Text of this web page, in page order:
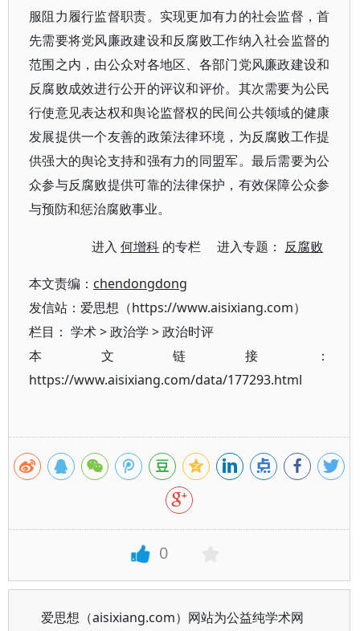
服阻力履行监督职责。实现更加有力的社会监督，首
先需要将党风廉政建设和反腐败工作纳入社会监督的
范围之内，由公众对各地区、各部门党风廉政建设和
反腐败成效进行公开的评议和评价。其次需要为公民
行使意见表达权和舆论监督权的民间公共领域的健康
发展提供一个友善的政策法律环境，为反腐败工作提
供强大的舆论支持和强有力的同盟军。最后需要为公
众参与反腐败提供可靠的法律保护，有效保障公众参
与预防和惩治腐败事业。
进入何增科 的专栏 进入专题： 反腐败
本文责编： chendongdong
发信站：爱思想（https://www.aisixiang.com）
栏目： 学术>政治学 >政治时评
本文链接：
https://www.aisixiang.com/data/177293.html
0
爱思想（aisixiang.com）网站为公益纯学术网